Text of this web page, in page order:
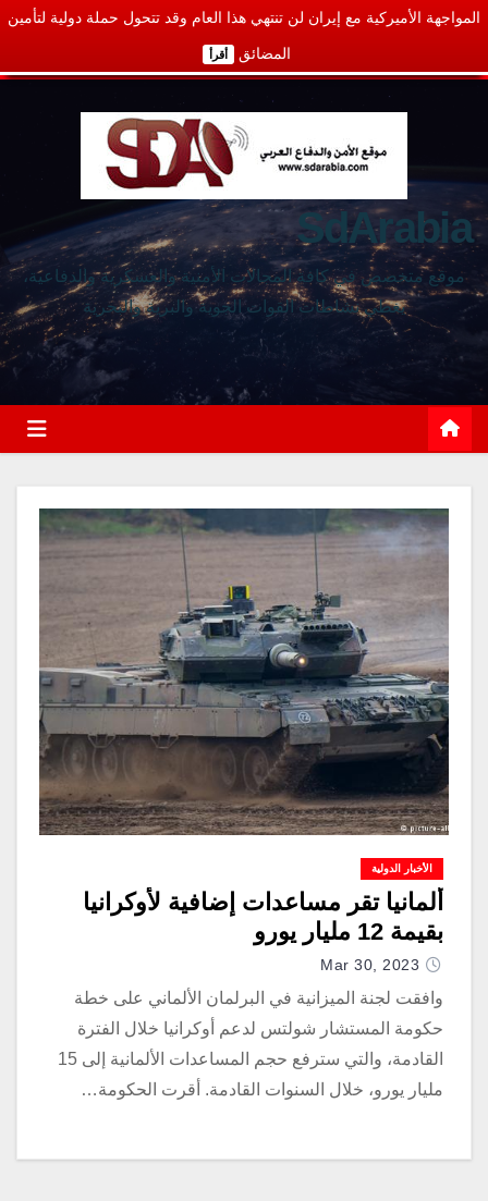
المواجهة الأميركية مع إيران لن تنتهي هذا العام وقد تتحول حملة دولية لتأمين
المضائق أقرأ
SdArabia
موقع متخصص في كافة المجالات الأمنية والعسكرية والدفاعية،
يغطي نشاطات القوات الجوية والبرية والبحرية
الأخبار الدولية
ألمانيا تقر مساعدات إضافية لأوكرانيا
بقيمة 12 مليار يورو
Mar 30, 2023
وافقت لجنة الميزانية في البرلمان الألماني على خطة
حكومة المستشار شولتس لدعم أوكرانيا خلال الفترة
القادمة، والتي سترفع حجم المساعدات الألمانية إلى 15
مليار يورو، خلال السنوات القادمة. أقرت الحكومة…